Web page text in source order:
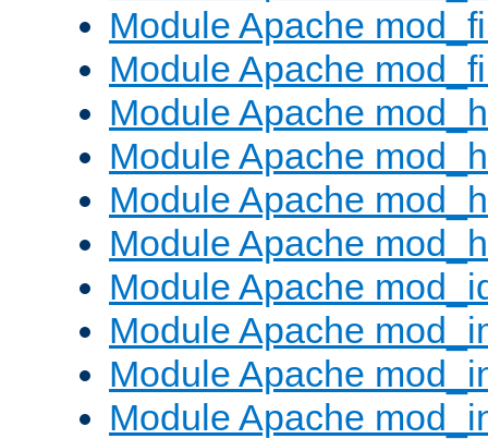
Module Apache
Module Apache
Module Apache
Module Apache
Module Apache
Module Apache
Module Apache
Module Apache
Module Apache
Module Apache